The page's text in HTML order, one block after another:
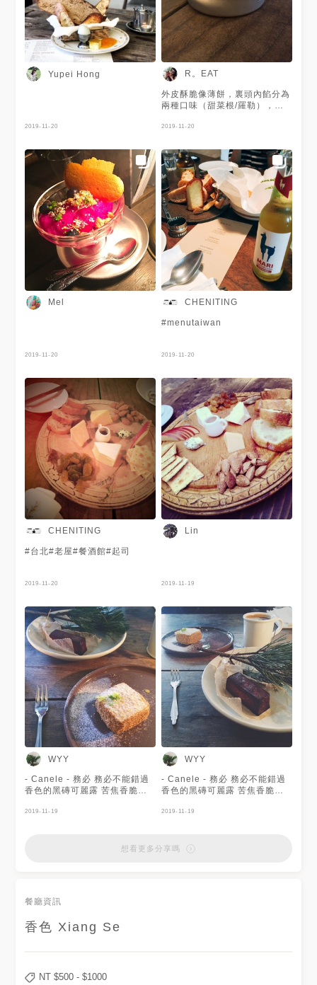
Yupei Hong
2019-11-20
R。EAT
外皮酥脆像薄餅，裏頭內餡分為
兩種口味（甜菜根/羅勒），內
分的搶味。 內餡感覺有加入奶
的人，可以嘗試看看。 一口小
品，真的是一口接著一口吃。
2019-11-20
Mel
2019-11-20
CHENITING
#menutaiwan
2019-11-20
CHENITING
#台北#老屋#餐酒館#起司
2019-11-20
Lin
2019-11-19
WYY
- Canele - 務必 務必不能錯過
香色的黑磚可麗露 苦焦香脆的
檸檬達克瓦茲 - 酥脆的夾餡摻有
很推薦 #香色 #XIANGSE
2019-11-19
WYY
- Canele - 務必 務必不能錯過
香色的黑磚可麗露 苦焦香脆的
檸檬達克瓦茲 - 酥脆的夾餡摻有
很推薦 #香色 #XIANGSE
2019-11-19
想看更多分享嗎
餐廳資訊
香色 Xiang Se
NT $500 - $1000